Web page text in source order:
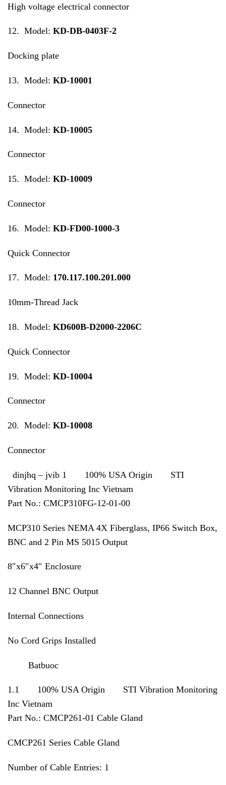
High voltage electrical connector
12. Model: KD-DB-0403F-2
Docking plate
13. Model: KD-10001
Connector
14. Model: KD-10005
Connector
15. Model: KD-10009
Connector
16. Model: KD-FD00-1000-3
Quick Connector
17. Model: 170.117.100.201.000
10mm-Thread Jack
18. Model: KD600B-D2000-2206C
Quick Connector
19. Model: KD-10004
Connector
20. Model: KD-10008
Connector
dinjhq – jvib 1 100% USA Origin STI
Vibration Monitoring Inc Vietnam
Part No.: CMCP310FG-12-01-00
MCP310 Series NEMA 4X Fiberglass, IP66 Switch Box,
BNC and 2 Pin MS 5015 Output
8″x6″x4″ Enclosure
12 Channel BNC Output
Internal Connections
No Cord Grips Installed
Batbuoc
1.1 100% USA Origin STI Vibration Monitoring
Inc Vietnam
Part No.: CMCP261-01 Cable Gland
CMCP261 Series Cable Gland
Number of Cable Entries: 1